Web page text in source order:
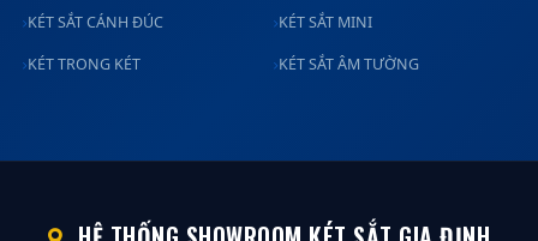
KÉT SẮT CÁNH ĐÚC KÉT SẮT MINI
KÉT TRONG KÉT KÉT SẮT ÂM TƯỜNG